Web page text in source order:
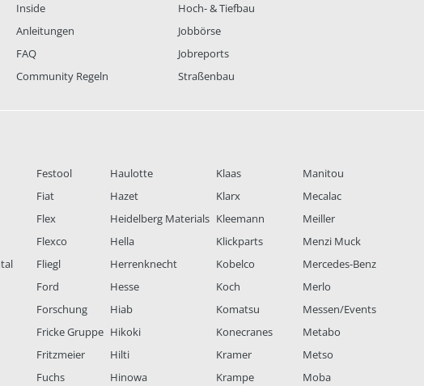
Inside
Anleitungen
FAQ
Community Regeln
Hoch- & Tiefbau
Jobbörse
Jobreports
Straßenbau
Festool
Fiat
Flex
Flexco
Fliegl
Ford
Forschung
Fricke Gruppe
Fritzmeier
Fuchs
Haulotte
Hazet
Heidelberg Materials
Hella
Herrenknecht
Hesse
Hiab
Hikoki
Hilti
Hinowa
Klaas
Klarx
Kleemann
Klickparts
Kobelco
Koch
Komatsu
Konecranes
Kramer
Krampe
Manitou
Mecalac
Meiller
Menzi Muck
Mercedes-Benz
Merlo
Messen/Events
Metabo
Metso
Moba